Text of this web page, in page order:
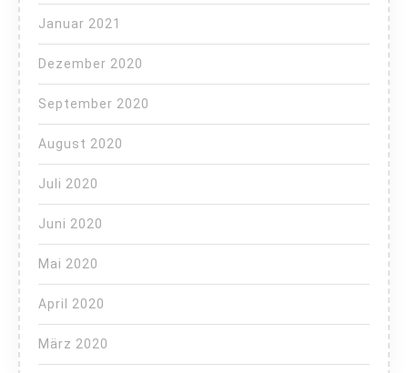
Januar 2021
Dezember 2020
September 2020
August 2020
Juli 2020
Juni 2020
Mai 2020
April 2020
März 2020